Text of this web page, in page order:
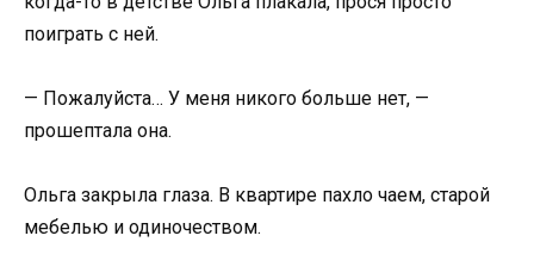
поиграть с ней.
— Пожалуйста… У меня никого больше нет, —
прошептала она.
Ольга закрыла глаза. В квартире пахло чаем, старой
мебелью и одиночеством.